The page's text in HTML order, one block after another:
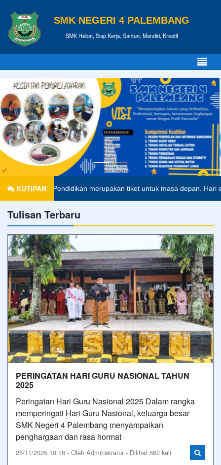
SMK NEGERI 4 PALEMBANG
SMK Hebat, Siap Kerja, Santun, Mandiri, Kreatif
KUTIPAN
Pendidikan merupakan tiket untuk masa depan. Hari esok untuk
Tulisan Terbaru
PERINGATAN HARI GURU NASIONAL TAHUN
2025
Peringatan Hari Guru Nasional 2025 Dalam rangka
memperingati Hari Guru Nasional, keluarga besar
SMK Negeri 4 Palembang menyampaikan
penghargaan dan rasa hormat
25/11/2025 10:18 - Oleh Administrator - Dilihat 562 kali